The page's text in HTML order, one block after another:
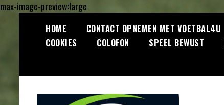
max-image-preview:large
HOME CONTACT OPNEMEN MET VOETBAL4U
COOKIES
COLOFON SPEEL BEWUST